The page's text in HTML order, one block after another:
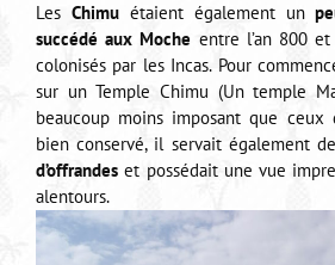
Les Chimuétaient également un
succédé aux Moche entre l’an 800
colonisés par les Incas. Pour
sur un Temple Chimu (Un temple
beaucoup moins imposant que ceux
bien conservé, il servait également de
d’offrandes et possédait une vue
alentours.